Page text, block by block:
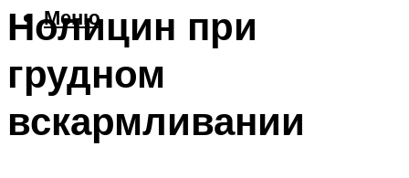
Меню
Нолицин при
грудном
вскармливании